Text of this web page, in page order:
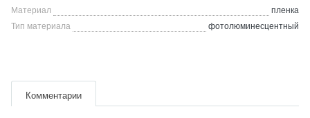
Материал
пленка
Тип материала
фотолюминесцентный
Комментарии